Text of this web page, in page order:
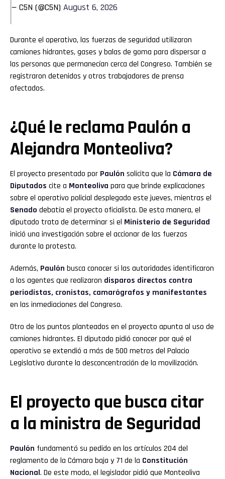
— C5N (@C5N) August 6, 2026
Durante el operativo, las fuerzas de seguridad utilizaron
camiones hidrantes, gases y balas de goma para dispersar a
las personas que permanecían cerca del Congreso. También se
registraron detenidos y otros trabajadores de prensa
afectados.
¿Qué le reclama Paulón a
Alejandra Monteoliva?
El proyecto presentado por Paulón solicita que la Cámara de
Diputados cite a Monteoliva para que brinde explicaciones
sobre el operativo policial desplegado este jueves, mientras el
Senado debatía el proyecto oficialista. De esta manera, el
diputado trata de determinar si el Ministerio de Seguridad
inició una investigación sobre el accionar de las fuerzas
durante la protesta.
Además, Paulón busca conocer si las autoridades identificaron
a los agentes que realizaron disparos directos contra
periodistas, cronistas, camarógrafos y manifestantes
en las inmediaciones del Congreso.
Otro de los puntos planteados en el proyecto apunta al uso de
camiones hidrantes. El diputado pidió conocer por qué el
operativo se extendió a más de 500 metros del Palacio
Legislativo durante la desconcentración de la movilización.
El proyecto que busca citar
a la ministra de Seguridad
Paulón fundamentó su pedido en los artículos 204 del
reglamento de la Cámara baja y 71 de la Constitución
Nacional. De este modo, el legislador pidió que Monteoliva